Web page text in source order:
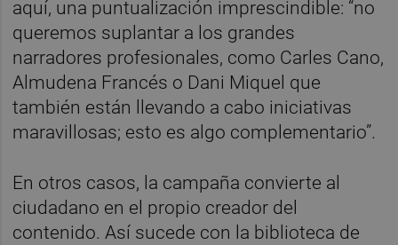
aquí, una puntualización imprescindible: “no
queremos suplantar a los grandes
narradores profesionales, como Carles Cano,
Almudena Francés o Dani Miquel que
también están llevando a cabo iniciativas
maravillosas; esto es algo complementario”.
En otros casos, la campaña convierte al
ciudadano en el propio creador del
contenido. Así sucede con la biblioteca de